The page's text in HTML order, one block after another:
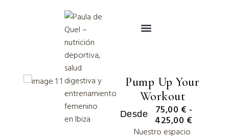
Pump Up Your
Workout
Desde 75,00 € -
425,00 €
Nuestro espacio